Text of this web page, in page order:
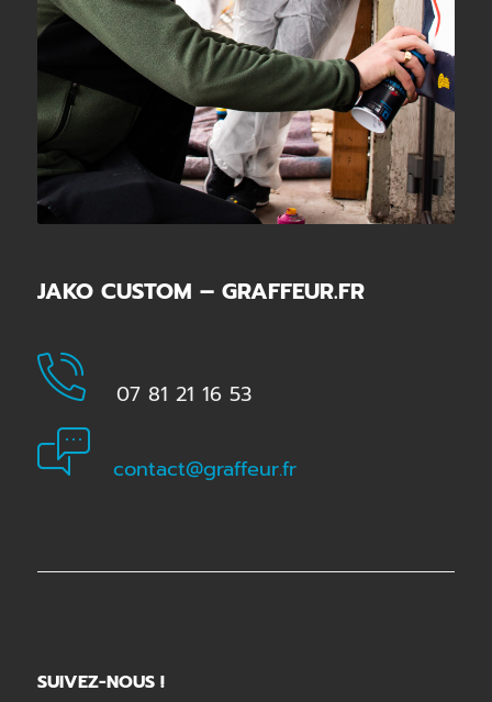
JAKO CUSTOM – GRAFFEUR.FR
07 81 21 16 53
contact@graffeur.fr
SUIVEZ-NOUS !